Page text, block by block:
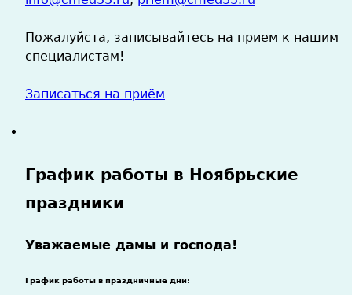
Пожалуйста, записывайтесь на прием к нашим
специалистам!
Записаться на приём
График работы в Ноябрьские
праздники
Уважаемые дамы и господа!
График работы в праздничные дни: